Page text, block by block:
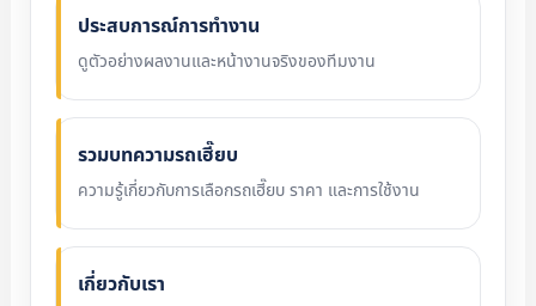
ประสบการณ์การทำงาน
ดูตัวอย่างผลงานและหน้างานจริงของทีมงาน
รวมบทความรถเฮี๊ยบ
ความรู้เกี่ยวกับการเลือกรถเฮี๊ยบ ราคา และการใช้งาน
เกี่ยวกับเรา